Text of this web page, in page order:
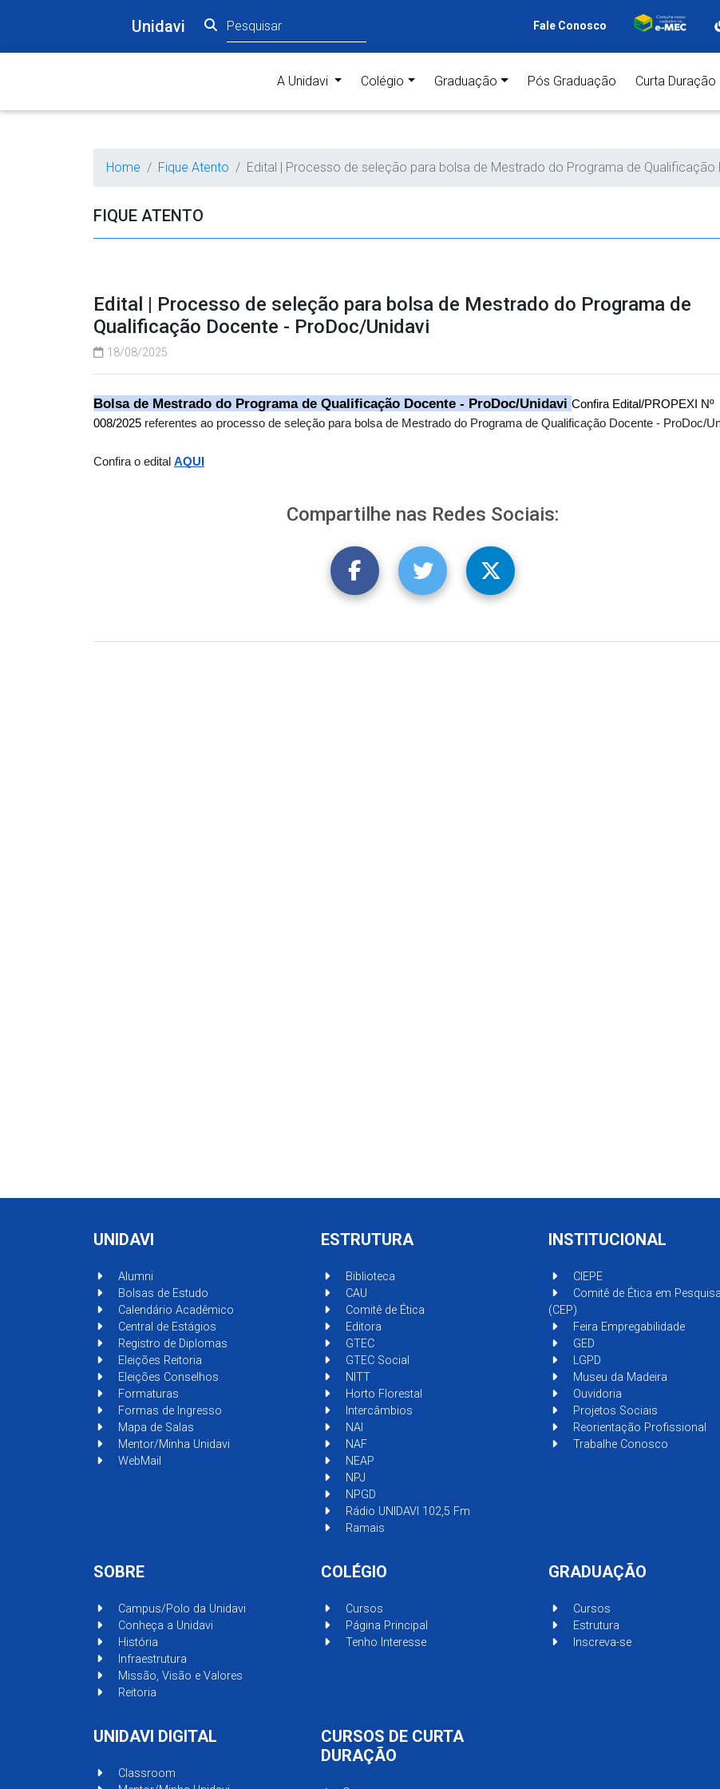
Unidavi Fale Conosco
A Unidavi (current)Colégio Graduação Pós Graduação Curta Duração
Home Fique Atento Edital | Processo de seleção para bolsa de Mestrado do Programa de Qualificação
FIQUE ATENTO
Edital | Processo de seleção para bolsa de Mestrado do Programa de
Qualificação Docente - ProDoc/Unidavi
18/08/2025
Bolsa de Mestrado do Programa de Qualificação Docente - ProDoc/Unidavi Confira Edital/PROPEXI Nº
008/2025 referentes ao processo de seleção para bolsa de Mestrado do Programa de Qualificação Docente - ProDoc/
Confira o edital AQUI
Compartilhe nas Redes Sociais:
UNIDAVI
Alumni
Bolsas de Estudo
Calendário Acadêmico
Central de Estágios
Registro de Diplomas
Eleições Reitoria
Eleições Conselhos
Formaturas
Formas de Ingresso
Mapa de Salas
Mentor/Minha Unidavi
WebMail
ESTRUTURA
Biblioteca
CAU
Comitê de Ética
Editora
GTEC
GTEC Social
NITT
Horto Florestal
Intercâmbios
NAI
NAF
NEAP
NPJ
NPGD
Rádio UNIDAVI 102,5 Fm
Ramais
INSTITUCIONAL
CIEPE
Comitê de Ética em Pesquisa
(CEP)
Feira Empregabilidade
GED
LGPD
Museu da Madeira
Ouvidoria
Projetos Sociais
Reorientação Profissional
Trabalhe Conosco
SOBRE
Campus/Polo da Unidavi
Conheça a Unidavi
História
Infraestrutura
Missão, Visão e Valores
Reitoria
COLÉGIO
Cursos
Página Principal
Tenho Interesse
GRADUAÇÃO
Cursos
Estrutura
Inscreva-se
UNIDAVI DIGITAL
Classroom
CURSOS DE CURTA
DURAÇÃO